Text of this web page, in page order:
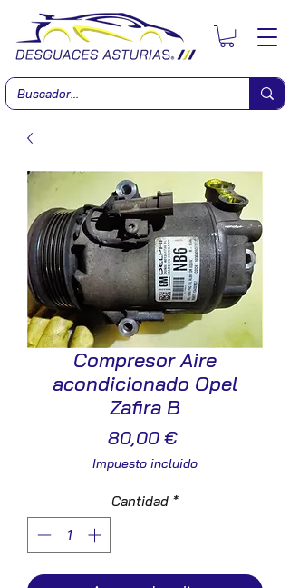
Compresor Aire
acondicionado Opel
Zafira B
80,00 €Precio
Impuesto incluido
Cantidad *